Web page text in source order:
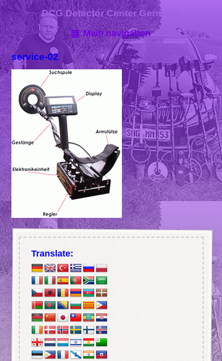
DCG Detector Center Germany
Main navigation
service-02
Translate: